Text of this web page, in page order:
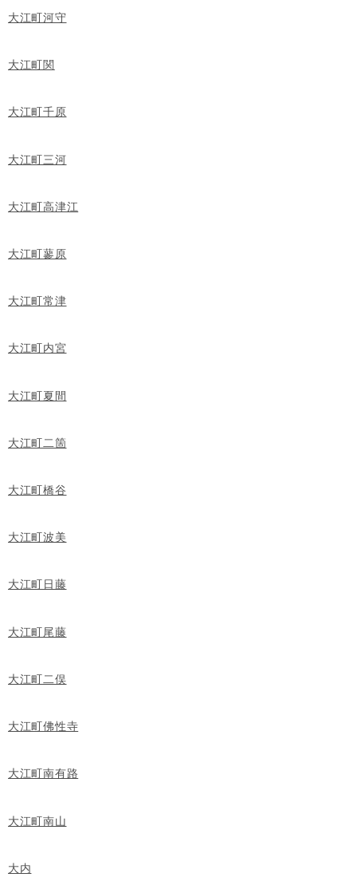
大江町河守
大江町関
大江町千原
大江町三河
大江町高津江
大江町蓼原
大江町常津
大江町内宮
大江町夏間
大江町二箇
大江町橋谷
大江町波美
大江町日藤
大江町尾藤
大江町二俣
大江町佛性寺
大江町南有路
大江町南山
大内